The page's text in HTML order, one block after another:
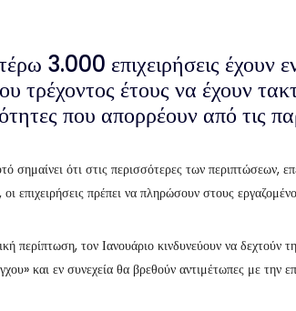
3.000 επιχειρήσεις έχουν
τρέχοντος έτους να έχουν
που απορρέουν από τις
σημαίνει ότι στις περισσότερες των περιπτώσεων,
επιχειρήσεις πρέπει να πληρώσουν στους
περίπτωση, τον Ιανουάριο κινδυνεύουν να
και εν συνεχεία θα βρεθούν αντιμέτωπες με την